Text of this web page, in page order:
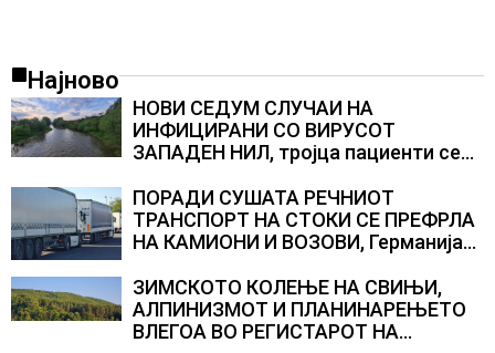
Најново
НОВИ СЕДУМ СЛУЧАИ НА
ИНФИЦИРАНИ СО ВИРУСОТ
ЗАПАДЕН НИЛ, тројца пациенти се
ПОРАДИ СУШАТА РЕЧНИОТ
ТРАНСПОРТ НА СТОКИ СЕ ПРЕФРЛА
НА КАМИОНИ И ВОЗОВИ, Германија
камионџиите да возат и во недела
ЗИМСКОТО КОЛЕЊЕ НА СВИЊИ,
АЛПИНИЗМОТ И ПЛАНИНАРЕЊЕТО
ВЛЕГОА ВО РЕГИСТАРОТ НА